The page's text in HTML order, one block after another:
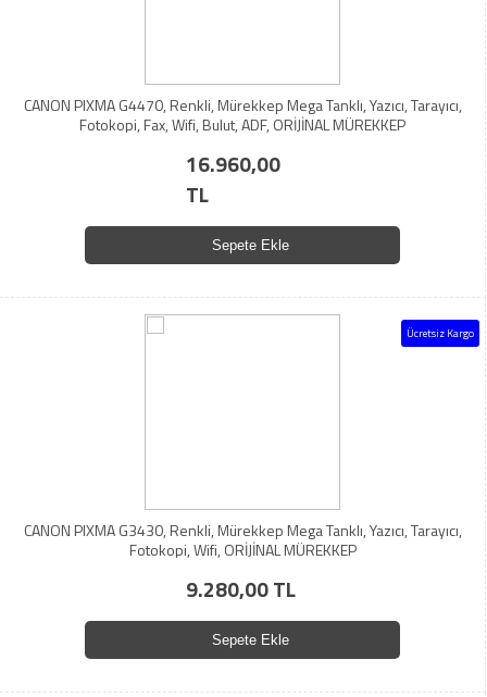
CANON PIXMA G4470, Renkli, Mürekkep Mega Tanklı, Yazıcı, Tarayıcı,
Fotokopi, Fax, Wifi, Bulut, ADF, ORİJİNAL MÜREKKEP
16.960,00
TL
Sepete Ekle
Ücretsiz Kargo
CANON PIXMA G3430, Renkli, Mürekkep Mega Tanklı, Yazıcı, Tarayıcı,
Fotokopi, Wifi, ORİJİNAL MÜREKKEP
9.280,00 TL
Sepete Ekle